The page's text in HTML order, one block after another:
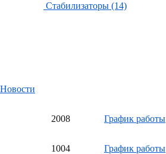
Стабилизаторы (14)
Новости
2008 График работы
1004 График работы